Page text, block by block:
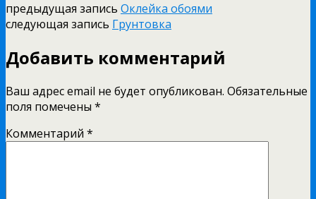
предыдущая запись Оклейка обоями
следующая запись Грунтовка
Добавить комментарий
Ваш адрес email не будет опубликован. Обязательные
поля помечены *
Комментарий *